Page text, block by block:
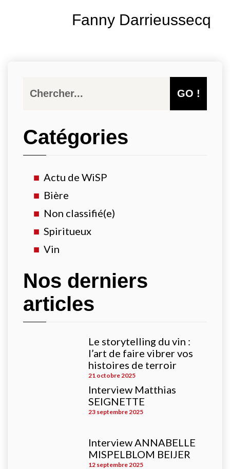
Fanny Darrieussecq
GO !
Catégories
Actu de WiSP
Bière
Non classifié(e)
Spiritueux
Vin
Nos derniers
articles
Le storytelling du vin :
l’art de faire vibrer vos
histoires de terroir
21 octobre 2025
Interview Matthias
SEIGNETTE
23 septembre 2025
Interview ANNABELLE
MISPELBLOM BEIJER
12 septembre 2025